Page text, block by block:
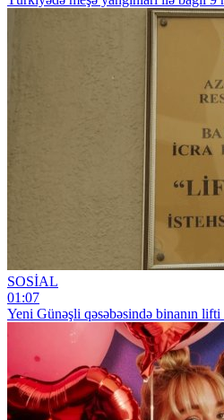
SOSİAL
01:07
Yeni Günəşli qəsəbəsində binanın